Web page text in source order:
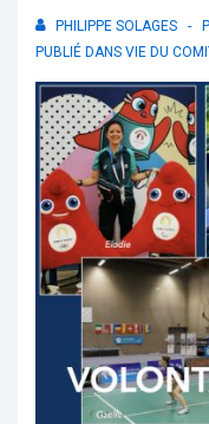
PHILIPPE SOLAGES
PUBLIÉ DANS VIE DU